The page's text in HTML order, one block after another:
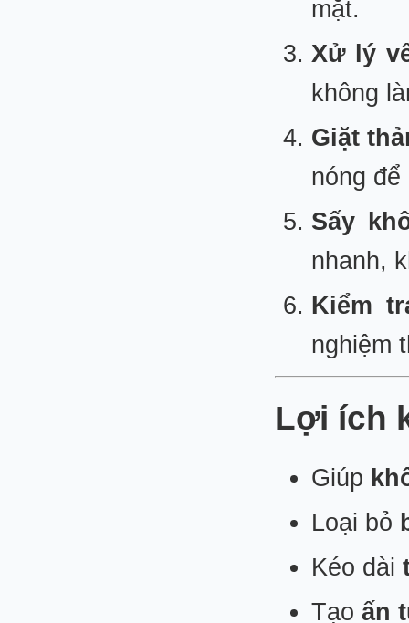
mặt.
Xử lý
không
Giặt
nóng để
Sấy
nhanh,
Kiểm
nghiệm
Lợi ích
Giúp
Loại bỏ
Kéo dài
Tạo ấn